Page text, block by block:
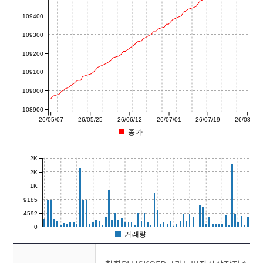
26/05/07 26/05/25 26/06/12 26/07/01 26/07/19 26/08/07
108900
109000
109100
109200
109300
109400
종가
0
4592
9185
1K
2K
2K
거래량